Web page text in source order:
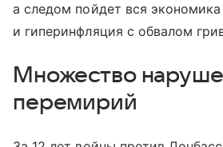
а следом пойдет вся
и гиперинфляция с обвалом
Множество
перемирий